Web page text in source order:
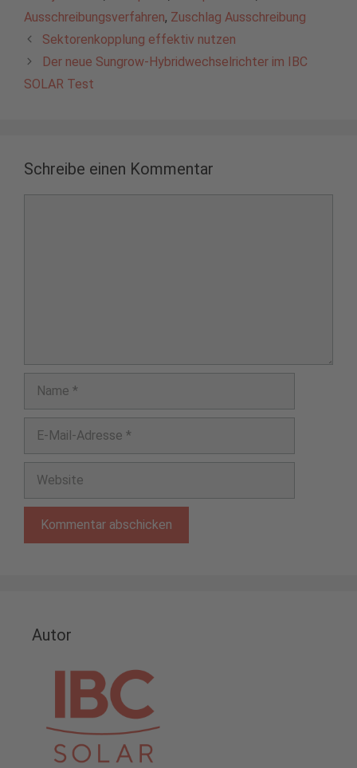
Ausschreibungsverfahren, Zuschlag Ausschreibung
Sektorenkopplung effektiv nutzen
Der neue Sungrow-Hybridwechselrichter im IBC
SOLAR Test
Schreibe einen Kommentar
Adresse
Autor